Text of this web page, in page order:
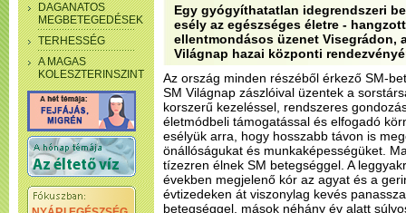
DAGANATOS
MEGBETEGEDÉSEK
TERHESSÉG
A MAGAS
KOLESZTERINSZINT
Egy gyógyíthatatlan idegrendszeri
esély az egészséges életre -
ellentmondásos üzenet Visegrádon,
Világnap hazai központi
Az ország minden részéből érkező SM-
SM Világnap zászlóival üzentek a
korszerű kezeléssel, rendszeres
életmódbeli támogatással és elfogadó
esélyük arra, hogy hosszabb távon is
önállóságukat és munkaképességüket.
tízezren élnek SM betegséggel. A
években megjelenő kór az agyat és a
évtizedeken át viszonylag kevés
betegséggel, mások néhány év alatt